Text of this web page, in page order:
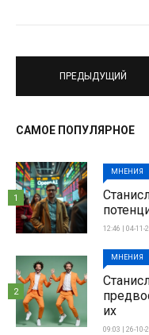
ПРЕДЫДУЩИЙ
САМОЕ ПОПУЛЯРНОЕ
МНЕНИЯ
12:46 | 04-11-
1
МНЕНИЯ
их
09:03 | 26-10-
2